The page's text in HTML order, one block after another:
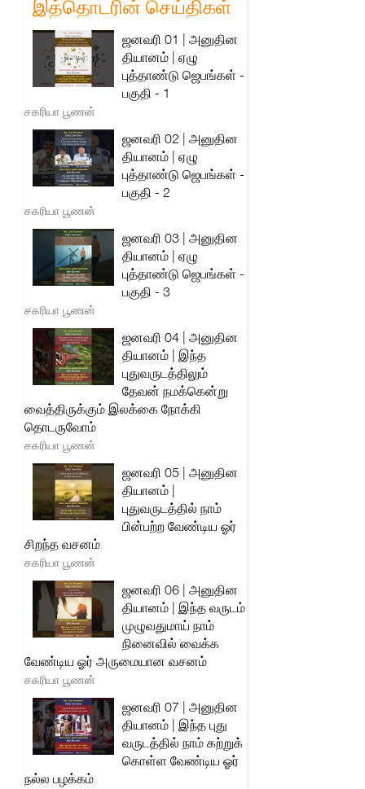
இத்தொடரின் செய்திகள்
ஜனவரி 01 | அனுதின
தியானம் | ஏழு
புத்தாண்டு ஜெபங்கள் -
பகுதி - 1
சகரியா பூணன்
ஜனவரி 02 | அனுதின
தியானம் | ஏழு
புத்தாண்டு ஜெபங்கள் -
பகுதி - 2
சகரியா பூணன்
ஜனவரி 03 | அனுதின
தியானம் | ஏழு
புத்தாண்டு ஜெபங்கள் -
பகுதி - 3
சகரியா பூணன்
ஜனவரி 04 | அனுதின
தியானம் | இந்த
புதுவருடத்திலும்
தேவன் நமக்கென்று
வைத்திருக்கும் இலக்கை நோக்கி
தொடருவோம்
சகரியா பூணன்
ஜனவரி 05 | அனுதின
தியானம் |
புதுவருடத்தில் நாம்
பின்பற்ற வேண்டிய ஓர்
சிறந்த வசனம்
சகரியா பூணன்
ஜனவரி 06 | அனுதின
தியானம் | இந்த வருடம்
முழுவதுமாய் நாம்
நினைவில் வைக்க
வேண்டிய ஓர் அருமையான வசனம்
சகரியா பூணன்
ஜனவரி 07 | அனுதின
தியானம் | இந்த புது
வருடத்தில் நாம் கற்றுக்
கொள்ள வேண்டிய ஓர்
நல்ல பழக்கம்